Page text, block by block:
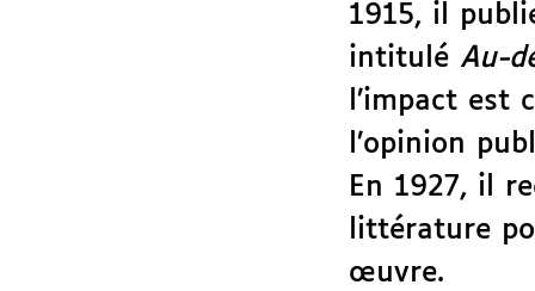
1915, il
intitulé Au-
l’impact est
l’opinion
En 1927, il
littérature
œuvre.